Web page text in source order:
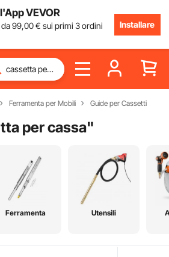
VEVOR
99,00€ sui primi 3 ordini
Installare
Ferramenta per Mobili Guide per Cassetti
per cassa"
Ferramenta Utensili